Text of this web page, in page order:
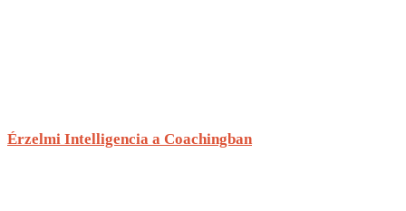
Érzelmi Intelligencia a Coachingban